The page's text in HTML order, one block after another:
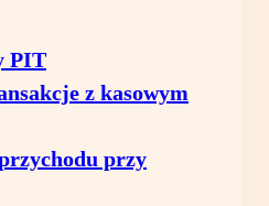
PIT
z kasowym
przy